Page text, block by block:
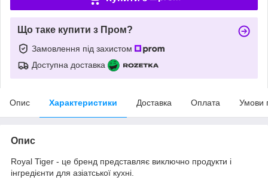
Що таке купити з Пром?
Замовлення під захистом
Доступна доставка
Опис Характеристики Доставка Оплата Умови
Опис
Royal Tiger - це бренд представляє виключно продукти і
інгредієнти для азіатської кухні.